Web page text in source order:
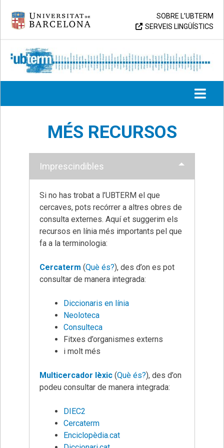
content
Universitat de Barcelona
SOBRE L’UBTERM
SERVEIS LINGÜÍSTICS
UB > UBTERM
MÉS RECURSOS
Imprescindibles
Si no has trobat a l’UBTERM el que
cercaves, pots recórrer a altres obres de
consulta externes. Aquí et suggerim els
recursos en línia més importants pel que
fa a la terminologia:
Cercaterm (Què és?), des d’on es pot
consultar de manera integrada:
Diccionaris en línia
Neoloteca
Consulteca
Fitxes d’organismes externs
i molt més
Multicercador lèxic (Què és?), des d’on
podeu consultar de manera integrada:
DIEC2
Cercaterm
Enciclopèdia.cat